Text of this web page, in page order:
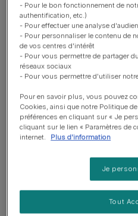
Formule trės appėtente
l'observance chez les
anorexiques et pendant
En savoir plus
Présentation du
Ingrédients et nutrition
Guide d’alimentation
- Pour le bon fonctionnement de
authentification, etc.)
- Pour effectuer une analyse
- Pour personnaliser le contenu de
de vos centres d'intérêt
- Pour vous permettre de partager
réseaux sociaux
- Pour vous permettre d'utiliser
Pour en savoir plus, vous pouvez
Cookies, ainsi que notre Politique
préférences en cliquant sur « Je
cliquant sur le lien « Paramètres de
internet.
Plus d'information
Je
Tout